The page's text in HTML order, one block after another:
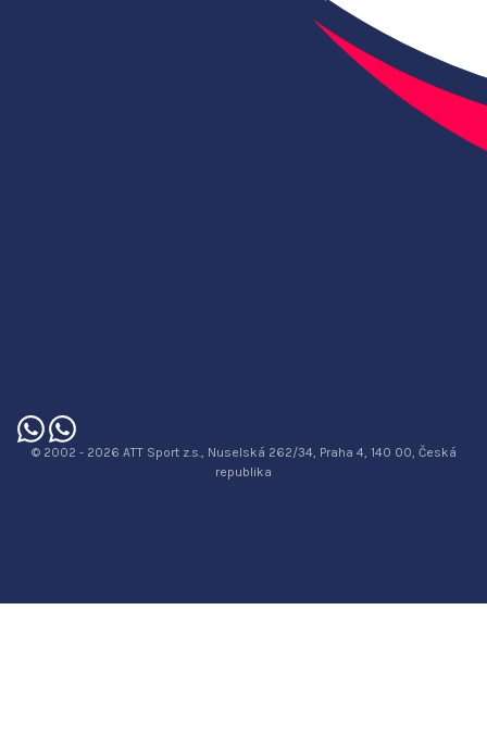
© 2002 - 2026 ATT Sport z.s., Nuselská 262/34, Praha 4, 140 00, Česká
republika